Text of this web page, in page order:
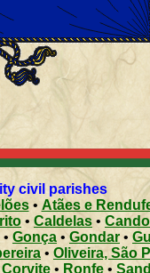
civil parishes
• Atães e
• Caldelas •
• Gonça •Gondar •
• Oliveira, São
• Ronfe•